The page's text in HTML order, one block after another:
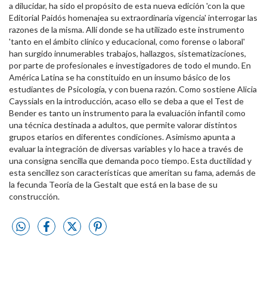
a dilucidar, ha sido el propósito de esta nueva edición 'con la que
Editorial Paidós homenajea su extraordinaria vigencia' interrogar las
razones de la misma. Allí donde se ha utilizado este instrumento
'tanto en el ámbito clínico y educacional, como forense o laboral'
han surgido innumerables trabajos, hallazgos, sistematizaciones,
por parte de profesionales e investigadores de todo el mundo. En
América Latina se ha constituido en un insumo básico de los
estudiantes de Psicología, y con buena razón. Como sostiene Alicia
Cayssials en la introducción, acaso ello se deba a que el Test de
Bender es tanto un instrumento para la evaluación infantil como
una técnica destinada a adultos, que permite valorar distintos
grupos etarios en diferentes condiciones. Asimismo apunta a
evaluar la integración de diversas variables y lo hace a través de
una consigna sencilla que demanda poco tiempo. Esta ductilidad y
esta sencillez son características que ameritan su fama, además de
la fecunda Teoría de la Gestalt que está en la base de su
construcción.